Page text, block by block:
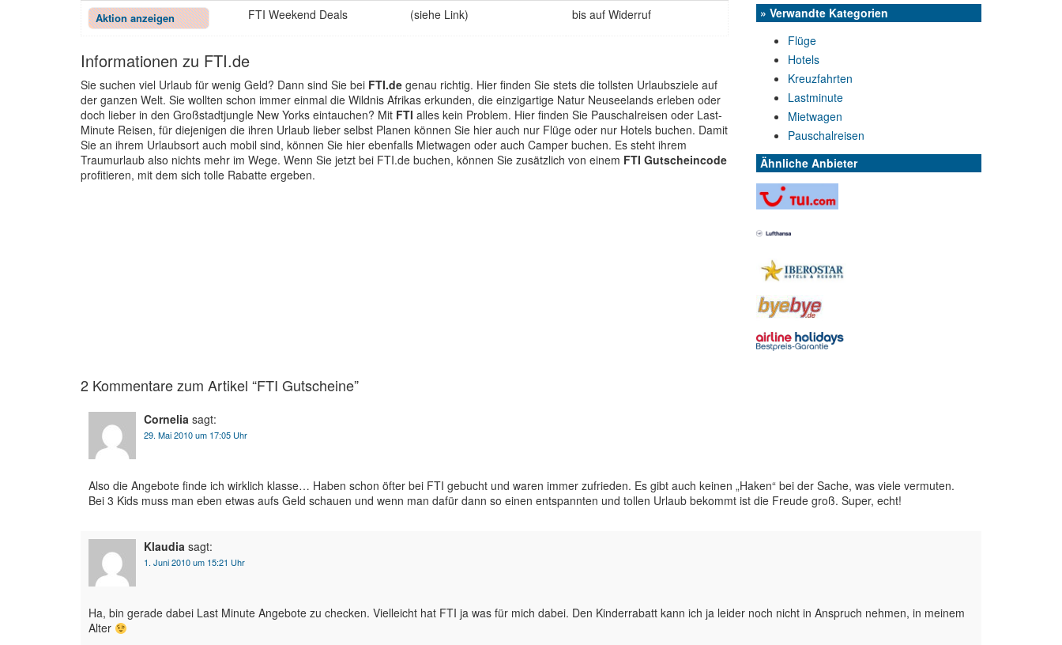
Aktion anzeigen FTI Weekend Deals (siehe Link) bis auf Widerruf
Informationen zu FTI.de
Sie suchen viel Urlaub für wenig Geld? Dann sind Sie bei FTI.de genau richtig. Hier finden Sie stets die tollsten Urlaubsziele auf
der ganzen Welt. Sie wollten schon immer einmal die Wildnis Afrikas erkunden, die einzigartige Natur Neuseelands erleben oder
doch lieber in den Großstadtjungle New Yorks eintauchen? Mit FTI alles kein Problem. Hier finden Sie Pauschalreisen oder Last-
Minute Reisen, für diejenigen die ihren Urlaub lieber selbst Planen können Sie hier auch nur Flüge oder nur Hotels buchen. Damit
Sie an ihrem Urlaubsort auch mobil sind, können Sie hier ebenfalls Mietwagen oder auch Camper buchen. Es steht ihrem
Traumurlaub also nichts mehr im Wege. Wenn Sie jetzt bei FTI.de buchen, können Sie zusätzlich von einem FTI Gutscheincode
profitieren, mit dem sich tolle Rabatte ergeben.
» Verwandte Kategorien
Flüge
Hotels
Kreuzfahrten
Lastminute
Mietwagen
Pauschalreisen
Ähnliche Anbieter
2 Kommentare zum Artikel “FTI Gutscheine”
Cornelia sagt:
29. Mai 2010 um 17:05 Uhr
Also die Angebote finde ich wirklich klasse… Haben schon öfter bei FTI gebucht und waren immer zufrieden. Es gibt auch keinen „Haken“ bei der Sache, was viele vermuten.
Bei 3 Kids muss man eben etwas aufs Geld schauen und wenn man dafür dann so einen entspannten und tollen Urlaub bekommt ist die Freude groß. Super, echt!
Klaudia sagt:
1. Juni 2010 um 15:21 Uhr
Ha, bin gerade dabei Last Minute Angebote zu checken. Vielleicht hat FTI ja was für mich dabei. Den Kinderrabatt kann ich ja leider noch nicht in Anspruch nehmen, in meinem
Alter